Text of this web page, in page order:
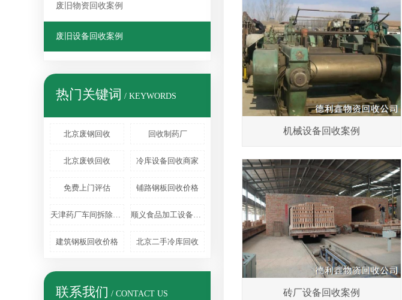
废旧物资回收案例
废旧设备回收案例
热门关键词 / KEYWORDS
北京废钢回收 回收制药厂
北京废铁回收 冷库设备回收商家
免费上门评估 铺路钢板回收价格
天津药厂车间拆除回收 顺义食品加工设备回收
建筑钢板回收价格 北京二手冷库回收
联系我们 / CONTACT US
机械设备回收案例
砖厂设备回收案例